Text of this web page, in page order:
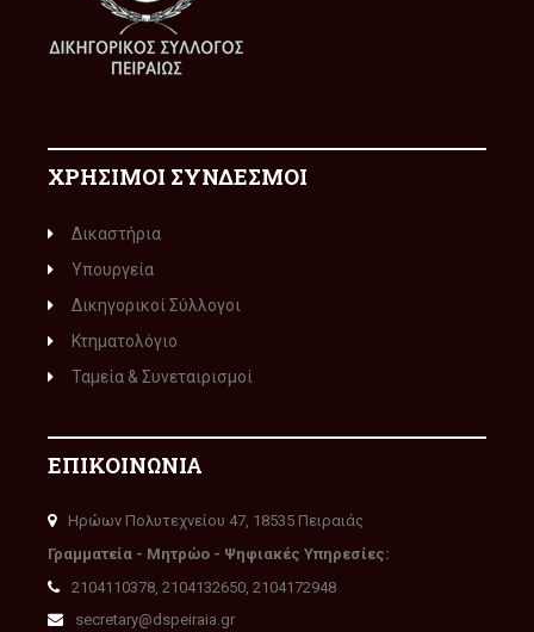
ΧΡΗΣΙΜΟΙ ΣΥΝΔΕΣΜΟΙ
Δικαστήρια
Υπουργεία
Δικηγορικοί Σύλλογοι
Κτηματολόγιο
Ταμεία & Συνεταιρισμοί
ΕΠΙΚΟΙΝΩΝΙΑ
Ηρώων Πολυτεχνείου 47, 18535 Πειραιάς
Γραμματεία - Μητρώο - Ψηφιακές Υπηρεσίες:
2104110378, 2104132650, 2104172948
secretary@dspeiraia.gr